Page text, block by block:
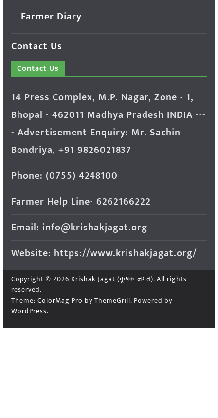
Farmer Diary
Contact Us
Contact Us
14 Press Complex, M.P. Nagar, Zone - 1,
Bhopal - 462011 Madhya Pradesh INDIA ---
- Advertisement Enquiry: Mr. Sachin
Bondriya, +91 9826021837
Phone: (0755) 4248100
Farmer Help Line- 6262166222
Email: info@krishakjagat.org
Website: https://www.krishakjagat.org/
Copyright © 2026 Krishak Jagat (कृषक जगत). All rights
reserved.
Theme: ColorMag Pro by ThemeGrill. Powered by
WordPress.